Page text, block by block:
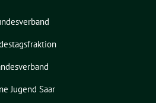
Jugend Saar